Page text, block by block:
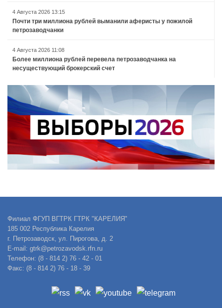
4 Августа 2026 13:15
Почти три миллиона рублей выманили аферисты у пожилой
петрозаводчанки
4 Августа 2026 11:08
Более миллиона рублей перевела петрозаводчанка на
несуществующий брокерский счет
Филиал ФГУП ВГТРК ГТРК "КАРЕЛИЯ"
185 002 Республика Карелия
г. Петрозаводск, ул. Пирогова, д. 2
E-mail: gtrk@petrozavodsk.rfn.ru
Телефон: (8 - 814 2) 76 - 42 - 01
Факс: (8 - 814 2) 76 - 18 - 39